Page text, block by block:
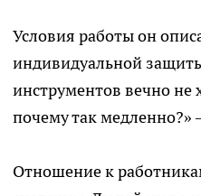
Условия работы он
индивидуальной
инструментов вечно не
почему так медленно?»
Отношение к